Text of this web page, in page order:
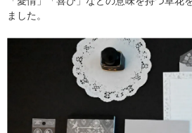
ました。